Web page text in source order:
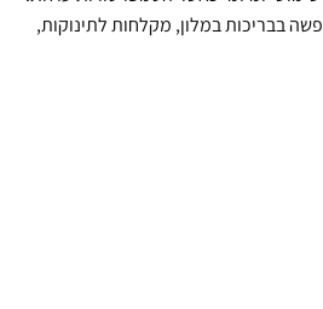
בבריכות במלון, מקלחות לתינוקות,